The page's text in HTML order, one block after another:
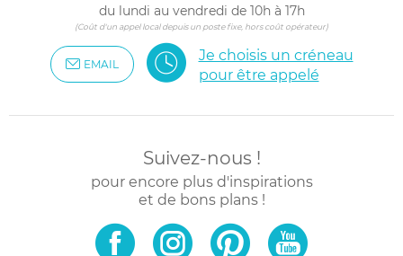
du lundi au vendredi de 10h à 17h
(Coût d'un appel local depuis un poste fixe, hors coût opérateur)
EMAIL
Je choisis un créneau
pour être appelé
Suivez-nous !
pour encore plus d'inspirations
et de bons plans !